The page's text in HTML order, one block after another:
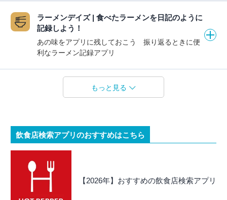
ラーメンデイズ | 食べたラーメンを日記のように
記録しよう！
あの味をアプリに残しておこう 振り返るときに便
利なラーメン記録アプリ
もっと見る
飲食店検索アプリのおすすめはこちら
【2026年】おすすめの飲食店検索アプリ